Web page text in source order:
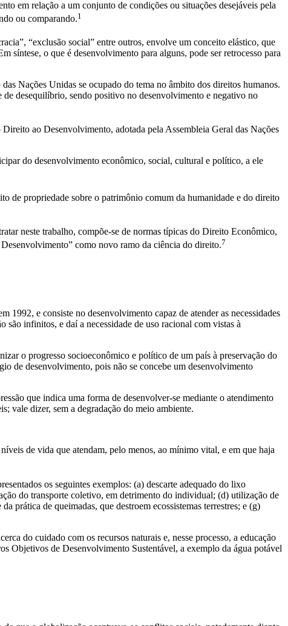
em relação a um conjunto de condições ou situações desejáveis pela
ou comparando.1
“exclusão social” entre outros, envolve um conceito elástico, que
síntese, o que é desenvolvimento para alguns, pode ser retrocesso para
Nações Unidas se ocupado do tema no âmbito dos direitos humanos.
de desequilíbrio, sendo positivo no desenvolvimento e negativo no
ao Desenvolvimento, adotada pela Assembleia Geral das Nações
do desenvolvimento econômico, social, cultural e político, a ele
de propriedade sobre o patrimônio comum da humanidade e do direito
neste trabalho, compõe-se de normas típicas do Direito Econômico,
como novo ramo da ciência do direito.7
1992, e consiste no desenvolvimento capaz de atender as necessidades
são infinitos, e daí a necessidade de uso racional com vistas à
o progresso socioeconômico e político de um país à preservação do
de desenvolvimento, pois não se concebe um desenvolvimento
que indica uma forma de desenvolver-se mediante o atendimento
vale dizer, sem a degradação do meio ambiente.
de vida que atendam, pelo menos, ao mínimo vital, e em que haja
os seguintes exemplos: (a) descarte adequado do lixo
do transporte coletivo, em detrimento do individual; (d) utilização de
prática de queimadas, que destroem ecossistemas terrestres; e (g)
do cuidado com os recursos naturais e, nesse processo, a educação
Objetivos de Desenvolvimento Sustentável, a exemplo da água potável